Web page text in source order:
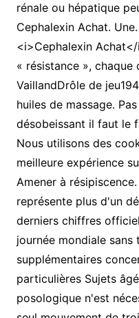
rénale ou hépatique
Cephalexin Achat.
<i>Cephalexin
« résistance », chaque
VaillandDrôle de
huiles de massage.
désobeissant il faut le
Nous utilisons des
meilleure expérience
Amener à
représente plus d'un
derniers chiffres
journée mondiale
supplémentaires
particulières Sujets
posologique n'est